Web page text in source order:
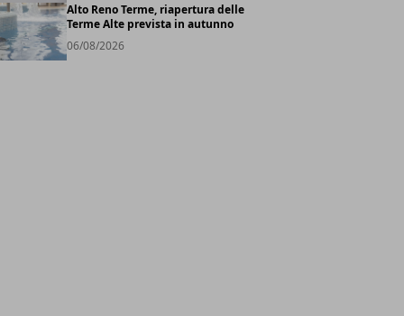
Alto Reno Terme, riapertura delle
Terme Alte prevista in autunno
06/08/2026